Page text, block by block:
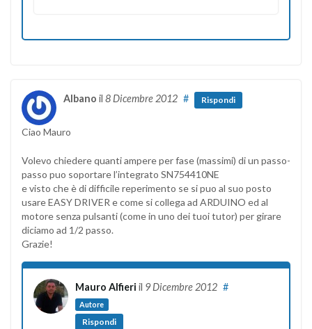
Albano il 8 Dicembre 2012 # Rispondi
Ciao Mauro
Volevo chiedere quanti ampere per fase (massimi) di un passo-
passo puo soportare l’integrato SN754410NE
e visto che è di difficile reperimento se si puo al suo posto
usare EASY DRIVER e come si collega ad ARDUINO ed al
motore senza pulsanti (come in uno dei tuoi tutor) per girare
diciamo ad 1/2 passo.
Grazie!
Mauro Alfieri il 9 Dicembre 2012
Autore
#
Rispondi